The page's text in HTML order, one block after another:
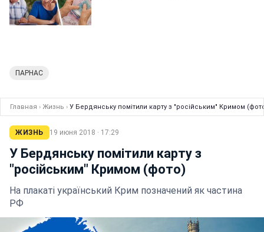
ПАРНАС
Главная › Жизнь › У Бердянську помітили карту з "російським" Кримом
ЖИЗНЬ 19 июня 2018 · 17:29
У Бердянську помітили карту з
"російським" Кримом (фото)
На плакаті український Крим позначений як частина
РФ